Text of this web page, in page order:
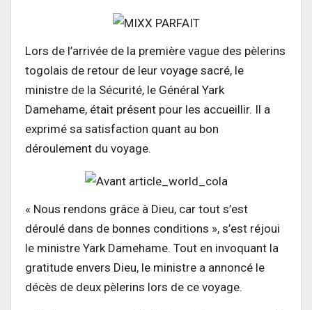
Lors de l’arrivée de la première vague des pèlerins
togolais de retour de leur voyage sacré, le
ministre de la Sécurité, le Général Yark
Damehame, était présent pour les accueillir. Il a
exprimé sa satisfaction quant au bon
déroulement du voyage.
« Nous rendons grâce à Dieu, car tout s’est
déroulé dans de bonnes conditions », s’est réjoui
le ministre Yark Damehame. Tout en invoquant la
gratitude envers Dieu, le ministre a annoncé le
décès de deux pèlerins lors de ce voyage.